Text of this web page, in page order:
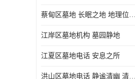
蔡甸区墓地 长眠之地 地理位置好
江岸区墓地机构 墓园静地
江夏区墓地电话 安息之所
洪山区墓地电话 静谧清幽 清净雅致